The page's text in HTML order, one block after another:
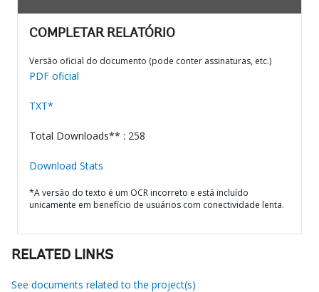
COMPLETAR RELATÓRIO
Versão oficial do documento (pode conter assinaturas, etc.)
PDF oficial
TXT*
Total Downloads** : 258
Download Stats
*A versão do texto é um OCR incorreto e está incluído
unicamente em benefício de usuários com conectividade lenta.
RELATED LINKS
See documents related to the project(s)